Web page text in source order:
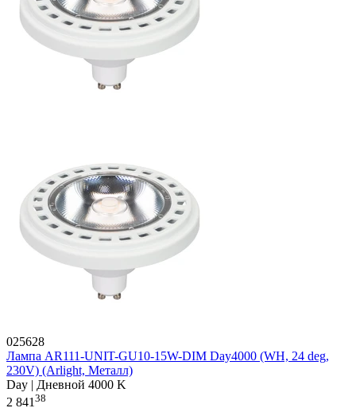
025628
Лампа AR111-UNIT-GU10-15W-DIM Day4000 (WH, 24 deg,
230V) (Arlight, Металл)
Day | Дневной 4000 K
2 84138